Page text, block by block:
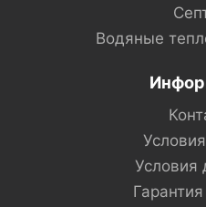
Водяные
Условия